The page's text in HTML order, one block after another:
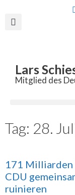
Lars
Mitglied des
Tag: 28.
171 Milliarden
CDU
ruinieren